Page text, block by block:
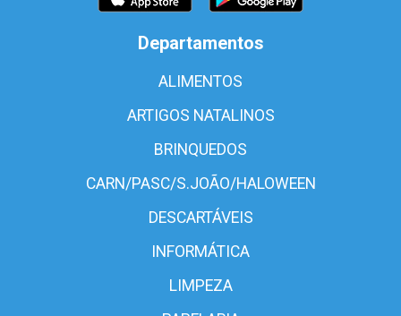
Departamentos
ALIMENTOS
ARTIGOS NATALINOS
BRINQUEDOS
CARN/PASC/S.JOÃO/HALOWEEN
DESCARTÁVEIS
INFORMÁTICA
LIMPEZA